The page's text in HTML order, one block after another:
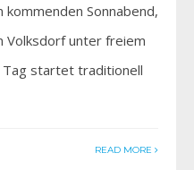
Sonnabend,
Volksdorf unter freiem
Tag startet traditionell
READ MORE